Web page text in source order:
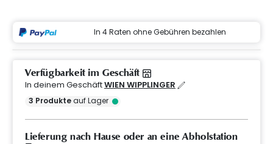
In 4 Raten ohne Gebühren bezahlen
Verfügbarkeit im Geschäft
In deinem GeschäftWIEN WIPPLINGER
3 Produkteauf Lager
Lieferung nach Hause oder an eine Abholstation